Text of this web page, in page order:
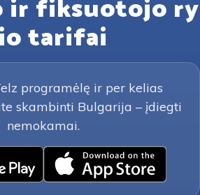
ir fiksuotojo ry
tarifai
programėlę ir per kelias
skambinti Bulgarija – įdiegti
nemokamai.